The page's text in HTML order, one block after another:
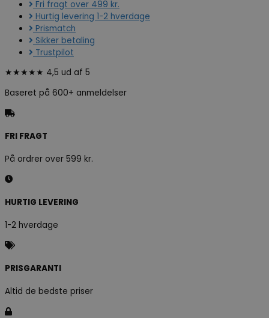
Fri fragt over 499 kr.
Hurtig levering 1-2 hverdage
Prismatch
Sikker betaling
Trustpilot
★★★★★ 4,5 ud af 5
Baseret på 600+ anmeldelser
FRI FRAGT
På ordrer over 599 kr.
HURTIG LEVERING
1-2 hverdage
PRISGARANTI
Altid de bedste priser